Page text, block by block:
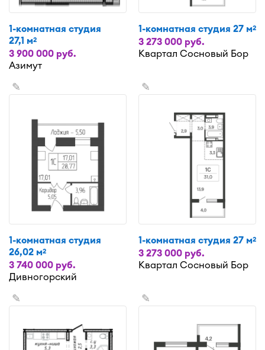
1-комнатная студия
27,1 м2
3 900 000 руб.
Азимут
1-комнатная студия 27 м2
3 273 000 руб.
Квартал Сосновый Бор
✎
1-комнатная студия
26,02 м2
3 740 000 руб.
Дивногорский
✎
1-комнатная студия 27 м2
3 273 000 руб.
Квартал Сосновый Бор
✎ ✎